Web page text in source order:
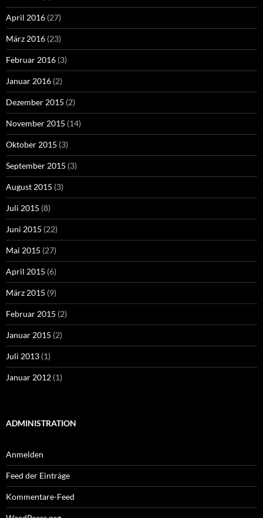
April 2016 (27)
März 2016 (23)
Februar 2016 (3)
Januar 2016 (2)
Dezember 2015 (2)
November 2015 (14)
Oktober 2015 (3)
September 2015 (3)
August 2015 (3)
Juli 2015 (8)
Juni 2015 (22)
Mai 2015 (27)
April 2015 (6)
März 2015 (9)
Februar 2015 (2)
Januar 2015 (2)
Juli 2013 (1)
Januar 2012 (1)
ADMINISTRATION
Anmelden
Feed der Einträge
Kommentare-Feed